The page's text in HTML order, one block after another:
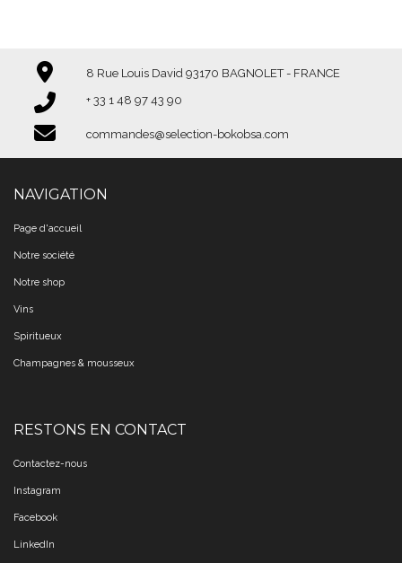
8 Rue Louis David 93170 BAGNOLET - FRANCE
+ 33 1 48 97 43 90​​​​​​​
commandes@selection-bokobsa.com
NAVIGATION
Page d'accueil
Notre société
Notre shop
Vins
Spiritueux
Champagnes & mousseux
RESTONS EN CONTACT
Contactez-nous
Instagram
Facebook
LinkedIn